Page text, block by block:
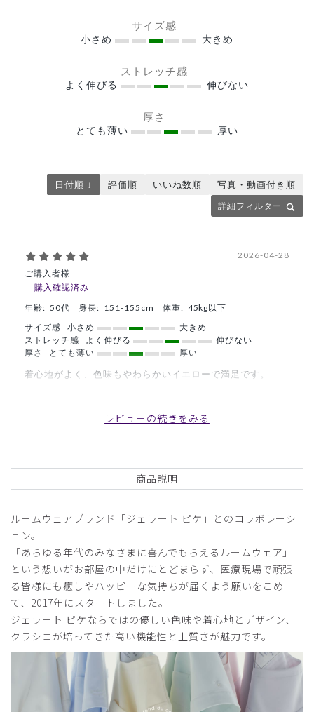
サイズ感
小さめ 大きめ
ストレッチ感
よく伸びる 伸びない
厚さ
とても薄い 厚い
詳細フィルター
日付順 ↓ 評価順 いいね数順 写真・動画付き順
ご購入者様
購入確認済み
2026-04-28
年齢: 50代 身長: 151-155cm 体重: 45kg以下
サイズ感
小さめ
大きめ
ストレッチ感
よく伸びる
伸びない
厚さ
とても薄い 厚い
着心地がよく、色味もやわらかいイエローで満足です。
一度購入した物ですが、とてもよかったので制服で取り入れ
ました。
商品： 671ジェラート ピケ&クラシコ:パイピングスクラ
ブトップス/チャコールグレー/M
役に立った
レビューの続きをみる
商品説明
ルームウェアブランド「ジェラート ピケ」とのコラボレーシ
ョン。
「あらゆる年代のみなさまに喜んでもらえるルームウェア」
という想いがお部屋の中だけにとどまらず、医療現場で頑張
る皆様にも癒しやハッピーな気持ちが届くよう願いをこめ
て、2017年にスタートしました。
ジェラート ピケならではの優しい色味や着心地とデザイン、
クラシコが培ってきた高い機能性と上質さが魅力です。